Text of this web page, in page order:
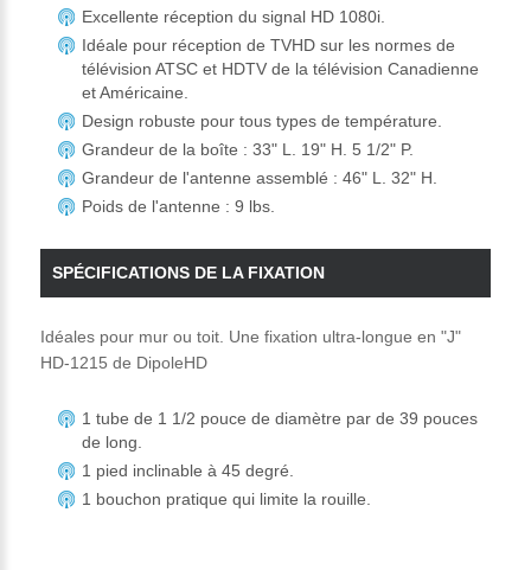
Excellente réception du signal HD 1080i.
Idéale pour réception de TVHD sur les normes de
télévision ATSC et HDTV de la télévision Canadienne
et Américaine.
Design robuste pour tous types de température.
Grandeur de la boîte : 33" L. 19" H. 5 1/2" P.
Grandeur de l'antenne assemblé : 46" L. 32" H.
Poids de l'antenne : 9 lbs.
SPÉCIFICATIONS DE LA FIXATION
Idéales pour mur ou toit. Une fixation ultra-longue en "J"
HD-1215 de DipoleHD
1 tube de 1 1/2 pouce de diamètre par de 39 pouces
de long.
1 pied inclinable à 45 degré.
1 bouchon pratique qui limite la rouille.